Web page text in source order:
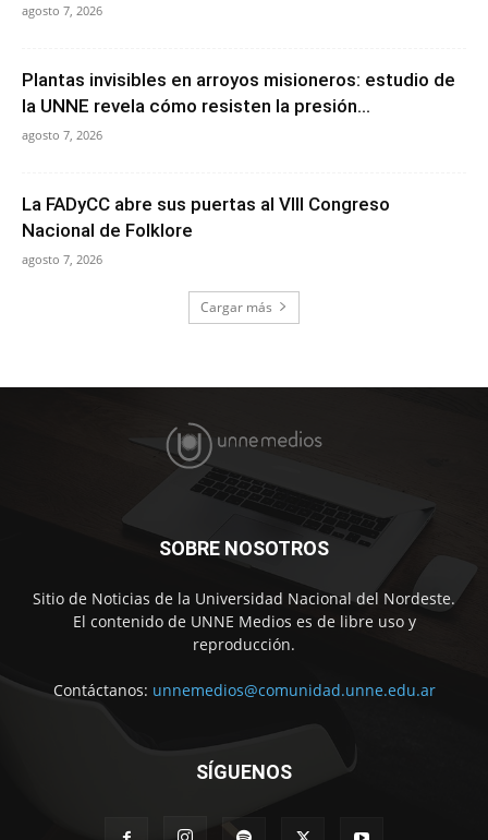
agosto 7, 2026
Plantas invisibles en arroyos misioneros: estudio de
la UNNE revela cómo resisten la presión...
agosto 7, 2026
La FADyCC abre sus puertas al VIII Congreso
Nacional de Folklore
agosto 7, 2026
Cargar más
SOBRE NOSOTROS
Sitio de Noticias de la Universidad Nacional del Nordeste.
El contenido de UNNE Medios es de libre uso y
reproducción.
Contáctanos: unnemedios@comunidad.unne.edu.ar
SÍGUENOS